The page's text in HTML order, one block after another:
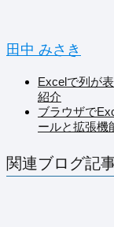
田中 みさき
Excelで列が
紹介
ブラウザで
ールと拡張機
関連ブログ記